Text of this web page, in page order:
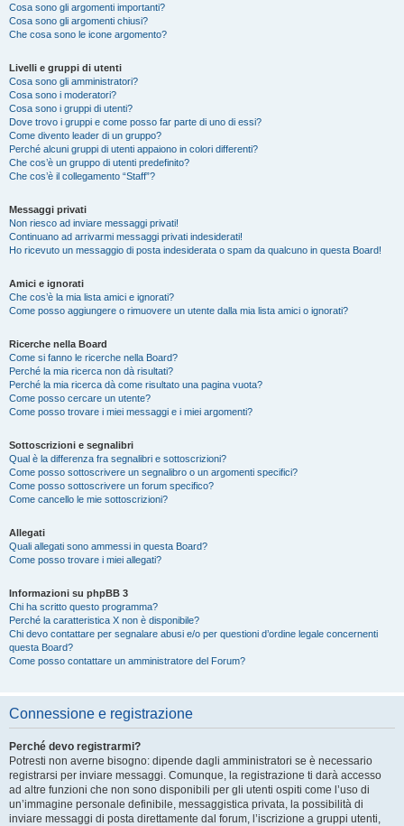
Cosa sono gli argomenti importanti?
Cosa sono gli argomenti chiusi?
Che cosa sono le icone argomento?
Livelli e gruppi di utenti
Cosa sono gli amministratori?
Cosa sono i moderatori?
Cosa sono i gruppi di utenti?
Dove trovo i gruppi e come posso far parte di uno di essi?
Come divento leader di un gruppo?
Perché alcuni gruppi di utenti appaiono in colori differenti?
Che cos’è un gruppo di utenti predefinito?
Che cos’è il collegamento “Staff”?
Messaggi privati
Non riesco ad inviare messaggi privati!
Continuano ad arrivarmi messaggi privati indesiderati!
Ho ricevuto un messaggio di posta indesiderata o spam da qualcuno in questa Board!
Amici e ignorati
Che cos’è la mia lista amici e ignorati?
Come posso aggiungere o rimuovere un utente dalla mia lista amici o ignorati?
Ricerche nella Board
Come si fanno le ricerche nella Board?
Perché la mia ricerca non dà risultati?
Perché la mia ricerca dà come risultato una pagina vuota?
Come posso cercare un utente?
Come posso trovare i miei messaggi e i miei argomenti?
Sottoscrizioni e segnalibri
Qual è la differenza fra segnalibri e sottoscrizioni?
Come posso sottoscrivere un segnalibro o un argomenti specifici?
Come posso sottoscrivere un forum specifico?
Come cancello le mie sottoscrizioni?
Allegati
Quali allegati sono ammessi in questa Board?
Come posso trovare i miei allegati?
Informazioni su phpBB 3
Chi ha scritto questo programma?
Perché la caratteristica X non è disponibile?
Chi devo contattare per segnalare abusi e/o per questioni d’ordine legale concernenti
questa Board?
Come posso contattare un amministratore del Forum?
Connessione e registrazione
Perché devo registrarmi?
Potresti non averne bisogno: dipende dagli amministratori se è necessario
registrarsi per inviare messaggi. Comunque, la registrazione ti darà accesso
ad altre funzioni che non sono disponibili per gli utenti ospiti come l’uso di
un’immagine personale definibile, messaggistica privata, la possibilità di
inviare messaggi di posta direttamente dal forum, l’iscrizione a gruppi utenti,